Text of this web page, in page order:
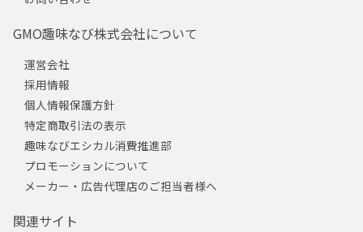
GMO趣味なび株式会社について
運営会社
採用情報
個人情報保護方針
特定商取引法の表示
趣味なびエシカル消費推進部
プロモーションについて
メーカー・広告代理店のご担当者様へ
関連サイト